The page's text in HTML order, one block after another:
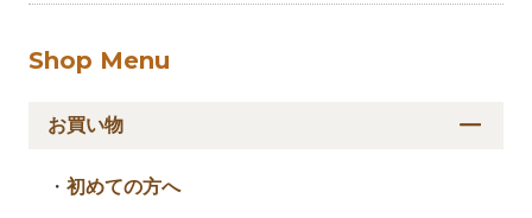
Shop Menu
お買い物
・初めての方へ